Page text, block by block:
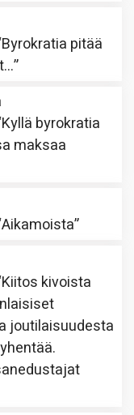
Byrokratia pitää
”
Kyllä byrokratia
maksaa
Aikamoista”
Kiitos kivoista
joutilaisuudesta